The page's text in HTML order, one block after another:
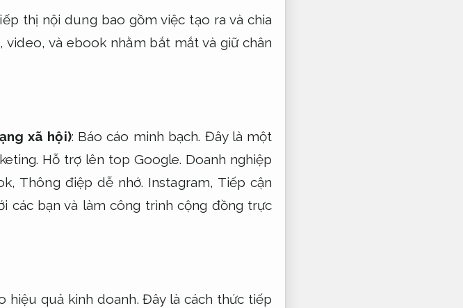
thị nội dung bao gồm việc tạo ra và chia
và ebook nhằm bắt mắt và giữ chân
xã hội): Báo cáo minh bạch. Đây là một
Hỗ trợ lên top Google. Doanh nghiệp
Thông điệp dễ nhớ. Instagram, Tiếp cận
các bạn và làm công trình cộng đồng trực
hiệu quả kinh doanh. Đây là cách thức tiếp